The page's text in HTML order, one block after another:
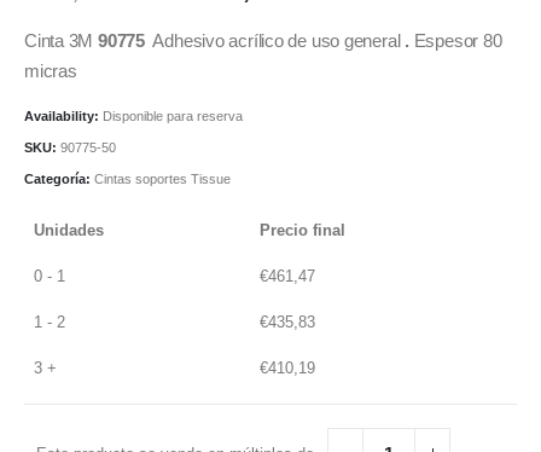
original
era:
€512,74.
actual
es:
Cinta 3M 90775 Adhesivo acrílico de uso general . Espesor 80
micras
Availability: Disponible para reserva
SKU: 90775-50
Categoría: Cintas soportes Tissue
Unidades Precio final
0 - 1 €461,47
1 - 2 €435,83
3 + €410,19